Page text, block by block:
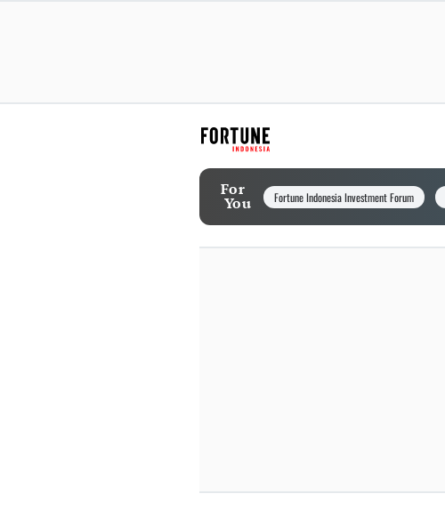
For
You Fortune Indonesia Investment Forum